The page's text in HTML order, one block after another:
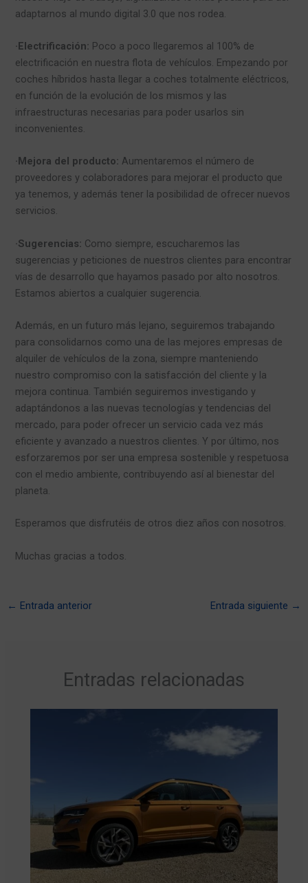
adaptarnos al mundo digital 3.0 que nos rodea.
·Electrificación: Poco a poco llegaremos al 100% de
electrificación en nuestra flota de vehículos. Empezando por
coches híbridos hasta llegar a coches totalmente eléctricos,
en función de la evolución de los mismos y las
infraestructuras necesarias para poder usarlos sin
inconvenientes.
·Mejora del producto: Aumentaremos el número de
proveedores y colaboradores para mejorar el producto que
ya tenemos, y además tener la posibilidad de ofrecer nuevos
servicios.
·Sugerencias: Como siempre, escucharemos las
sugerencias y peticiones de nuestros clientes para encontrar
vías de desarrollo que hayamos pasado por alto nosotros.
Estamos abiertos a cualquier sugerencia.
Además, en un futuro más lejano, seguiremos trabajando
para consolidarnos como una de las mejores empresas de
alquiler de vehículos de la zona, siempre manteniendo
nuestro compromiso con la satisfacción del cliente y la
mejora continua. También seguiremos investigando y
adaptándonos a las nuevas tecnologías y tendencias del
mercado, para poder ofrecer un servicio cada vez más
eficiente y avanzado a nuestros clientes. Y por último, nos
esforzaremos por ser una empresa sostenible y respetuosa
con el medio ambiente, contribuyendo así al bienestar del
planeta.
Esperamos que disfrutéis de otros diez años con nosotros.
Muchas gracias a todos.
← Entrada anterior Entrada siguiente →
Entradas relacionadas